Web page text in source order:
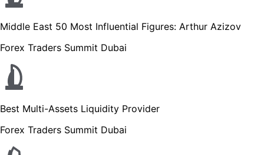
Middle East 50 Most Influential Figures: Arthur Azizov
Forex Traders Summit Dubai
Best Multi-Assets Liquidity Provider
Forex Traders Summit Dubai